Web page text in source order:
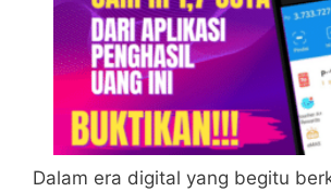
Dalam era digital yang begitu